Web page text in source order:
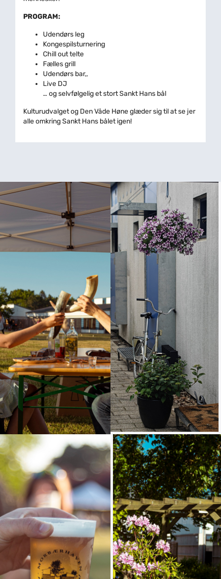
PROGRAM:
Udendørs leg
Kongespilsturnering
Chill out telte
Fælles grill
Udendørs bar,,
Live DJ
… og selvfølgelig et stort Sankt Hans bål
Kulturudvalget og Den Våde Høne glæder sig til at se jer
alle omkring Sankt Hans bålet igen!